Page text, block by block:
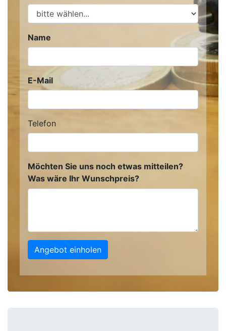
Name
E-Mail
Telefon
Möchten Sie uns noch etwas mitteilen?
Was wäre Ihr Wunschpreis?
Angebot einholen